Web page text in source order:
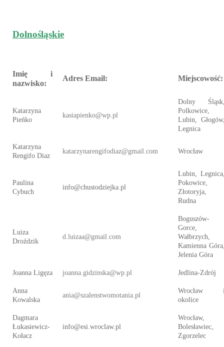
Dolnośląskie
Imię i
nazwisko:
Adres Email: Miejscowość:
Katarzyna
Pieńko
kasiapienko@wp.pl
Dolny
Polkowice,
Lubin,
Legnica
Katarzyna
Rengifo Diaz
katarzynarengifodiaz@gmail.com Wrocław
Paulina
Cybuch
info@chustodziejka.pl
Lubin,
Pokowice,
Złotoryja,
Rudna
Luiza
Droździk
d.luizaa@gmail.com
Boguszów-
Gorce,
Wałbrzych,
Kamienna
Jelenia Góra
Joanna Ligęza joanna.gidzinska@wp.pl Jedlina-Zdrój
Anna
Kowalska
ania@szalenstwomotania.pl
Wrocław
okolice
Dagmara
Łukasiewicz-
Kołacz
info@esi.wroclaw.pl
Wrocław,
Bolesławiec,
Zgorzelec